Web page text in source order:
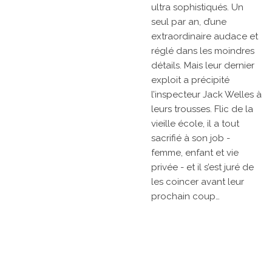
ultra sophistiqués. Un
seul par an, d’une
extraordinaire audace et
réglé dans les moindres
détails. Mais leur dernier
exploit a précipité
l’inspecteur Jack Welles à
leurs trousses. Flic de la
vieille école, il a tout
sacrifié à son job -
femme, enfant et vie
privée - et il s’est juré de
les coincer avant leur
prochain coup…